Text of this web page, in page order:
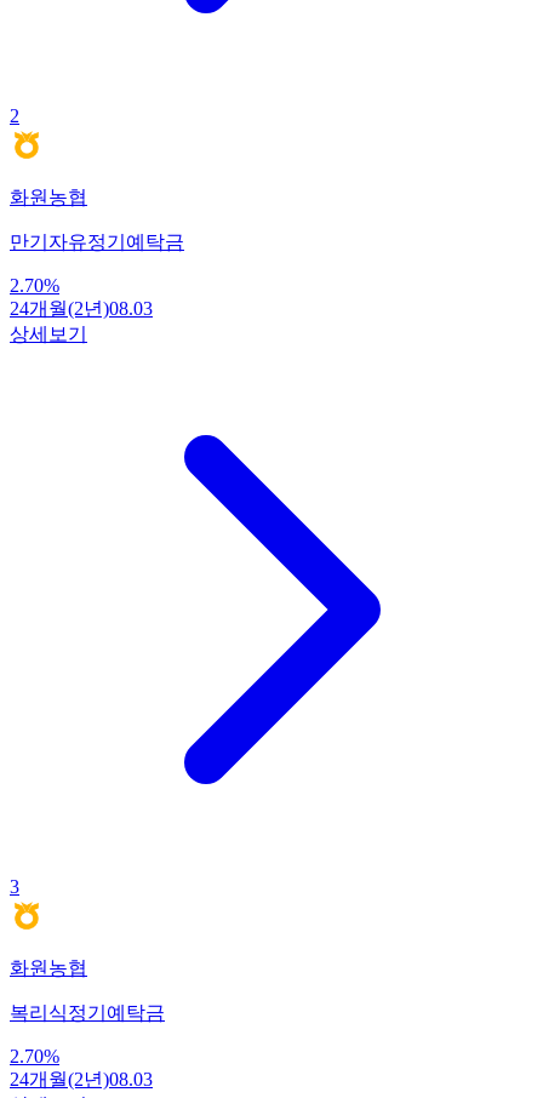
2
화원농협
만기자유정기예탁금
2.70%
24개월(2년)08.03
상세보기
3
화원농협
복리식정기예탁금
2.70%
24개월(2년)08.03